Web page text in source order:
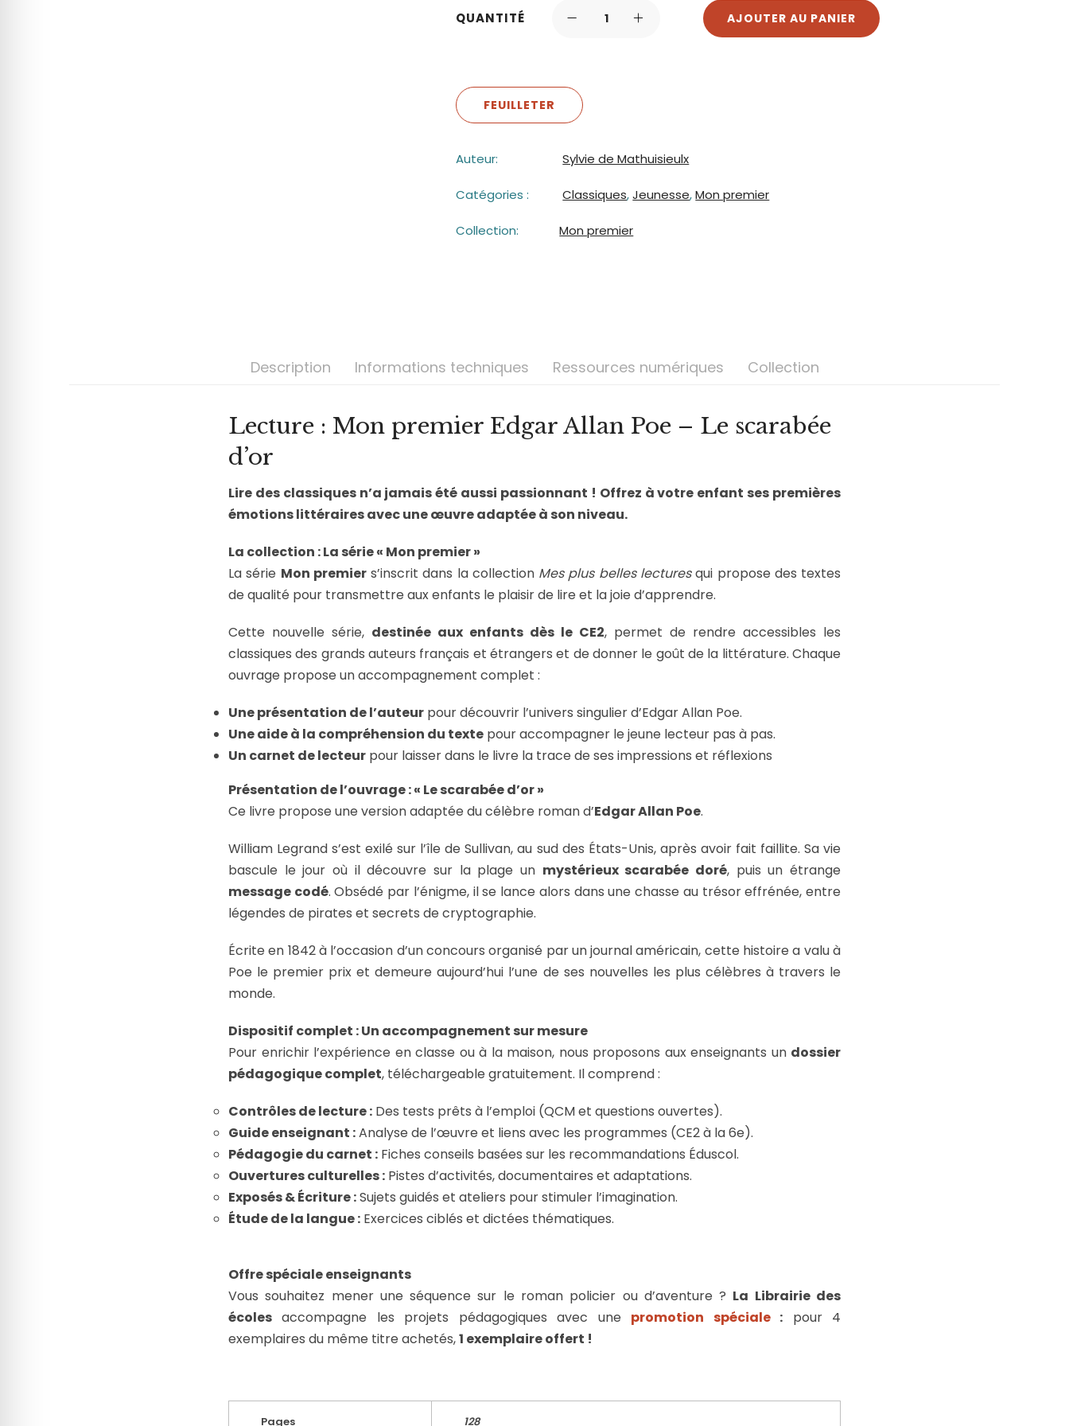
QUANTITÉ AJOUTER AU PANIER
FEUILLETER
Auteur: Sylvie de Mathuisieulx
Catégories : Classiques,Jeunesse,Mon premier
Collection: Mon premier
Description Informations techniques Ressources numériques Collection
Lecture : Mon premier Edgar Allan Poe – Le scarabée
d’or
Lire des classiques n’a jamais été aussi passionnant ! Offrez à votre enfant ses premières
émotions littéraires avec une œuvre adaptée à son niveau.
La collection : La série « Mon premier »
La série Mon premiers’inscrit dans la collection Mes plus belles lecturesqui propose des textes
de qualité pour transmettre aux enfants le plaisir de lire et la joie d’apprendre.
Cette nouvelle série, destinée aux enfants dès le CE2, permet de rendre accessibles les
classiques des grands auteurs français et étrangers et de donner le goût de la littérature. Chaque
ouvrage propose un accompagnement complet :
Une présentation de l’auteur pour découvrir l’univers singulier d’Edgar Allan Poe.
Une aide à la compréhension du texte pour accompagner le jeune lecteur pas à pas.
Un carnet de lecteur pour laisser dans le livre la trace de ses impressions et réflexions
Présentation de l’ouvrage : « Le scarabée d’or »
Ce livre propose une version adaptée du célèbre roman d’Edgar Allan Poe.
William Legrand s’est exilé sur l’île de Sullivan, au sud des États-Unis, après avoir fait faillite. Sa vie
bascule le jour où il découvre sur la plage un mystérieux scarabée doré, puis un étrange
message codé. Obsédé par l’énigme, il se lance alors dans une chasse au trésor effrénée, entre
légendes de pirates et secrets de cryptographie.
Écrite en 1842 à l’occasion d’un concours organisé par un journal américain, cette histoire a valu à
Poe le premier prix et demeure aujourd’hui l’une de ses nouvelles les plus célèbres à travers le
monde.
Dispositif complet : Un accompagnement sur mesure
Pour enrichir l’expérience en classe ou à la maison, nous proposons aux enseignants un dossier
pédagogique complet, téléchargeable gratuitement. Il comprend :
Contrôles de lecture : Des tests prêts à l’emploi (QCM et questions ouvertes).
Guide enseignant :Analyse de l’œuvre et liens avec les programmes (CE2 à la 6e).
Pédagogie du carnet : Fiches conseils basées sur les recommandations Éduscol.
Ouvertures culturelles : Pistes d’activités, documentaires et adaptations.
Exposés & Écriture :Sujets guidés et ateliers pour stimuler l’imagination.
Étude de la langue : Exercices ciblés et dictées thématiques.
Offre spéciale enseignants
Vous souhaitez mener une séquence sur le roman policier ou d’aventure ? La Librairie des
écoles accompagne les projets pédagogiques avec une promotion spéciale: pour 4
exemplaires du même titre achetés,1 exemplaire offert !
Pages 128